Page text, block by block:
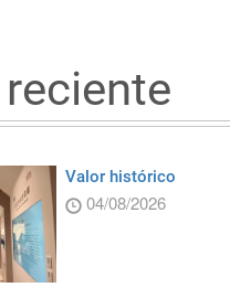
Valor histórico
04/08/2026